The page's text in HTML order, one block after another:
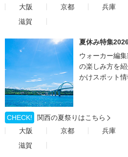
大阪
京都 兵庫
滋賀
夏休み特集
ウォーカー編
の楽しみ方を
かけスポット情
CHECK!
関西の夏祭りはこちら
大阪
京都 兵庫
滋賀